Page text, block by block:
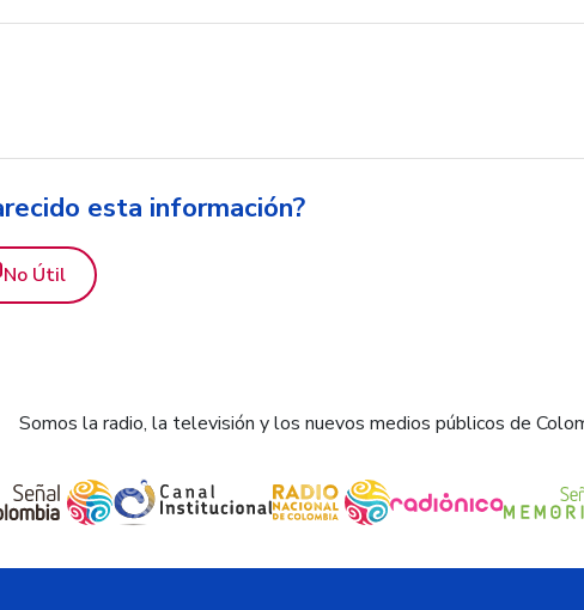
esta información?
No Útil
Somos la radio, la televisión y los nuevos medios públicos de